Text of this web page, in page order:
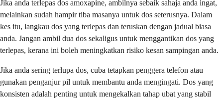
Jika anda terlepas dos amoxapine, ambilnya sebaik sahaja anda ingat,
melainkan sudah hampir tiba masanya untuk dos seterusnya. Dalam
kes itu, langkau dos yang terlepas dan teruskan dengan jadual biasa
anda. Jangan ambil dua dos sekaligus untuk menggantikan dos yang
terlepas, kerana ini boleh meningkatkan risiko kesan sampingan anda.
Jika anda sering terlupa dos, cuba tetapkan penggera telefon atau
gunakan penganjur pil untuk membantu anda mengingati. Dos yang
konsisten adalah penting untuk mengekalkan tahap ubat yang stabil